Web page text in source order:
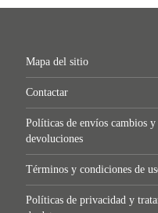
Mapa del sitio
Contactar
Políticas de envíos cambios y
devoluciones
Términos y condiciones de
Políticas de privacidad y